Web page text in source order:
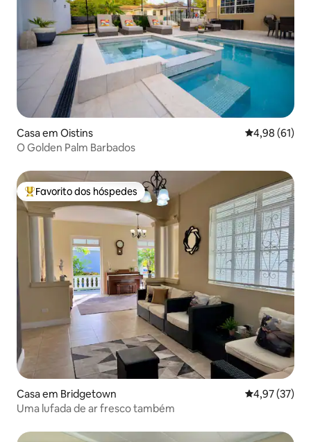
Casa em Oistins Classificação
4,98 (61)
O Golden Palm Barbados
Favoritos dos hóspedes mais apreciados
Favorito dos hóspedes
Casa em Bridgetown Classificação
4,97 (37)
Uma lufada de ar fresco também